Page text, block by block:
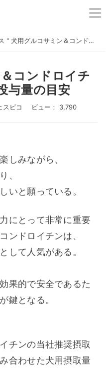
" 犬用グルコサミン＆コンドロイチン サプリメント 投与量の目安
コンドロイチ
与量の目安
スビコ ビュー： 3,790
しみながら、
、
いと願っている。
にとって非常に重要
ンドロイチンは、
果的で安全であるた
鍵となる。
チンの当社推奨摂取
合わせた犬用摂取量